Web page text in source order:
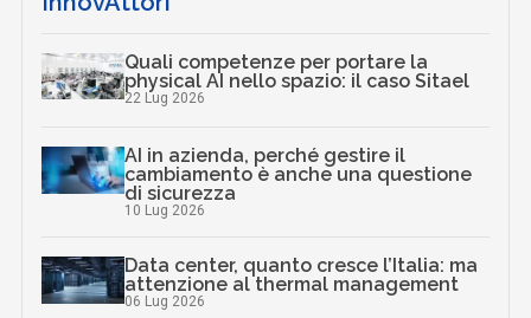
Quali competenze per portare la
physical AI nello spazio: il caso Sitael
22 Lug 2026
AI in azienda, perché gestire il
cambiamento è anche una questione
di sicurezza
10 Lug 2026
Data center, quanto cresce l’Italia: ma
attenzione al thermal management
06 Lug 2026